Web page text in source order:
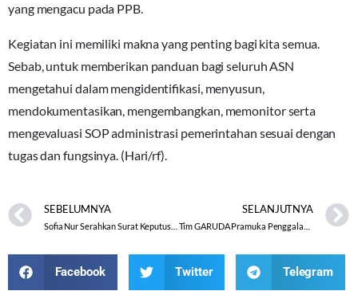
yang mengacu pada PPB.
Kegiatan ini memiliki makna yang penting bagi kita semua.
Sebab, untuk memberikan panduan bagi seluruh ASN
mengetahui dalam mengidentifikasi, menyusun,
mendokumentasikan, mengembangkan, memonitor serta
mengevaluasi SOP administrasi pemerintahan sesuai dengan
tugas dan fungsinya. (Hari/rf).
SEBELUMNYA
Sofia Nur Serahkan Surat Keputusan Mutasi Kepada ASN-nya Saat Apel Pagi
SELANJUTNYA
Facebook Twitter Telegram